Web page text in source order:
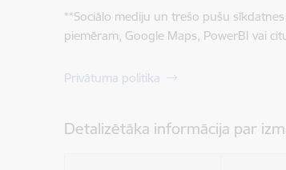
**Sociālo mediju un trešo pušu
piemēram, Google Maps, PowerBI vai
Privātuma politika
Detalizētāka informācija par